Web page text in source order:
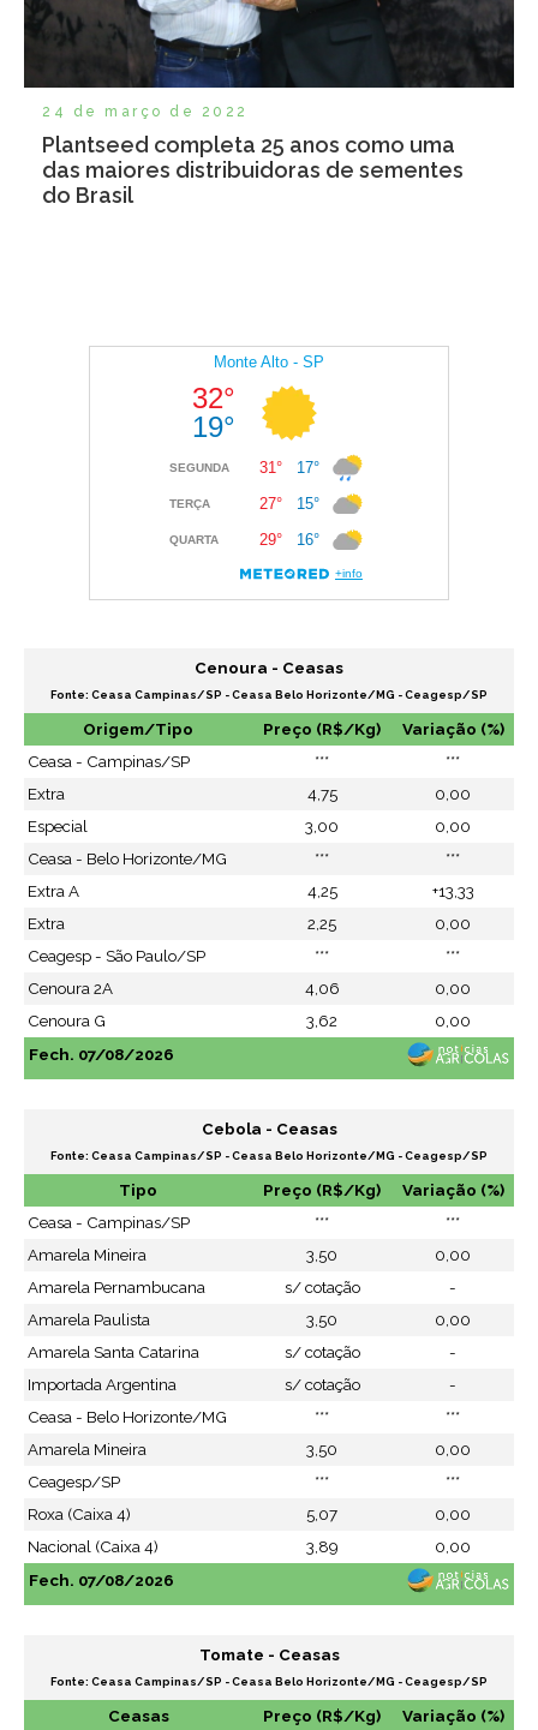
24 de março de 2022
Plantseed completa 25 anos como uma
das maiores distribuidoras de sementes
do Brasil
Cenoura - Ceasas
Fonte: Ceasa Campinas/SP - Ceasa Belo Horizonte/MG - Ceagesp/SP
Origem/Tipo Preço (R$/Kg)
Variação (%)
Ceasa - Campinas/SP
***
***
Extra
4,75
0,00
Especial
3,00
0,00
Ceasa - Belo Horizonte/MG
***
***
Extra A
4,25
+13,33
Extra
2,25
0,00
Ceagesp - São Paulo/SP
***
***
Cenoura 2A
4,06
0,00
Cenoura G
3,62
0,00
Fech. 07/08/2026
Cebola - Ceasas
Fonte: Ceasa Campinas/SP - Ceasa Belo Horizonte/MG - Ceagesp/SP
Tipo Preço (R$/Kg)
Variação (%)
Ceasa - Campinas/SP
***
***
Amarela Mineira
3,50
0,00
Amarela Pernambucana
s/ cotação
-
Amarela Paulista
3,50
0,00
Amarela Santa Catarina
s/ cotação
-
Importada Argentina
s/ cotação
-
Ceasa - Belo Horizonte/MG
***
***
Amarela Mineira
3,50
0,00
Ceagesp/SP
***
***
Roxa (Caixa 4)
5,07
0,00
Nacional (Caixa 4)
3,89
0,00
Fech. 07/08/2026
Tomate - Ceasas
Fonte: Ceasa Campinas/SP - Ceasa Belo Horizonte/MG - Ceagesp/SP
Ceasas Preço (R$/Kg)
Variação (%)